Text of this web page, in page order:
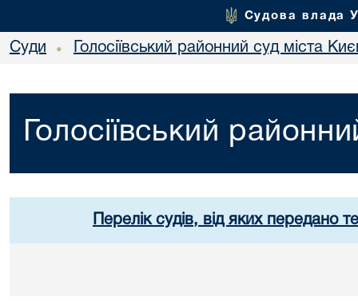
Судова влада
Суди • Голосіївський районний суд міста
Голосіївський
Перелік судів, від яких передано